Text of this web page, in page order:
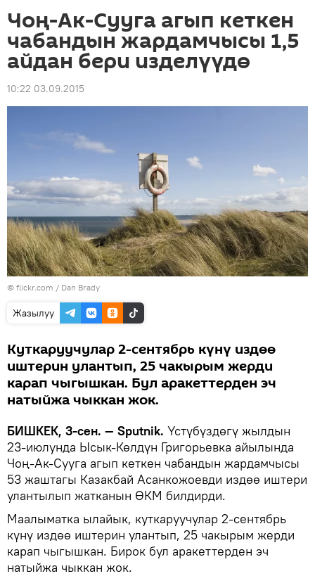
Чоң-Ак-Сууга агып кеткен
чабандын жардамчысы 1,5
айдан бери изделүүдө
10:22 03.09.2015
© flickr.com / Dan Brady
Жазылуу
Куткаруучулар 2-сентябрь күнү издөө
иштерин улантып, 25 чакырым жерди
карап чыгышкан. Бул аракеттерден эч
натыйжа чыккан жок.
БИШКЕК, 3-сен. — Sputnik. Үстүбүздөгү жылдын
23-июлунда Ысык-Көлдүн Григорьевка айылында
Чоң-Ак-Сууга агып кеткен чабандын жардамчысы
53 жаштагы Казакбай Асанкожоевди издөө иштери
улантылып жатканын ӨКМ билдирди.
Маалыматка ылайык, куткаруучулар 2-сентябрь
күнү издөө иштерин улантып, 25 чакырым жерди
карап чыгышкан. Бирок бул аракеттерден эч
натыйжа чыккан жок.